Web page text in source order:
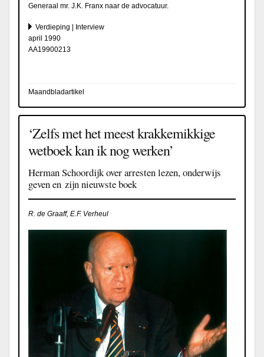
Generaal mr. J.K. Franx naar de advocatuur.
Verdieping | Interview
april 1990
AA19900213
Maandbladartikel
‘Zelfs met het meest krakkemikkige
wetboek kan ik nog werken’
Herman Schoordijk over arresten lezen, onderwijs
geven en zijn nieuwste boek
R. de Graaff, E.F. Verheul